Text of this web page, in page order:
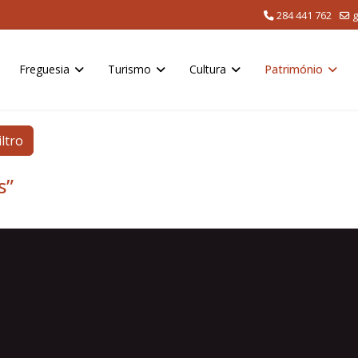
284 441 762
Freguesia Turismo Cultura Património